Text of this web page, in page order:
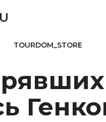
TOURDOM_STORE